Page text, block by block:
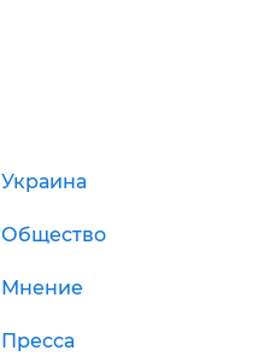
Украина
Общество
Мнение
Пресса